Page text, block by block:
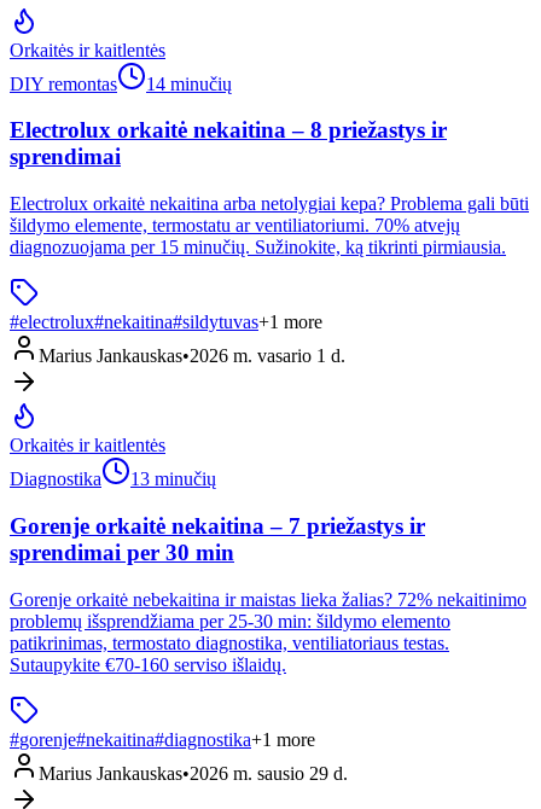
Orkaitės ir kaitlentės
DIY remontas
14 minučių
Electrolux orkaitė nekaitina – 8 priežastys ir
sprendimai
Electrolux orkaitė nekaitina arba netolygiai kepa? Problema gali būti
šildymo elemente, termostatu ar ventiliatoriumi. 70% atvejų
diagnozuojama per 15 minučių. Sužinokite, ką tikrinti pirmiausia.
#electrolux#nekaitina#sildytuvas+1 more
Marius Jankauskas•2026 m. vasario 1 d.
Orkaitės ir kaitlentės
Diagnostika
13 minučių
Gorenje orkaitė nekaitina – 7 priežastys ir
sprendimai per 30 min
Gorenje orkaitė nebekaitina ir maistas lieka žalias? 72% nekaitinimo
problemų išsprendžiama per 25-30 min: šildymo elemento
patikrinimas, termostato diagnostika, ventiliatoriaus testas.
Sutaupykite €70-160 serviso išlaidų.
#gorenje#nekaitina#diagnostika+1 more
Marius Jankauskas•2026 m. sausio 29 d.